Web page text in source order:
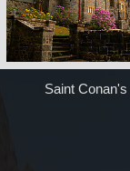
Saint